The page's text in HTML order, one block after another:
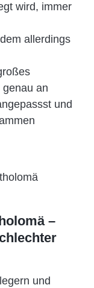
wird, immer
allerdings
an
und
–
und